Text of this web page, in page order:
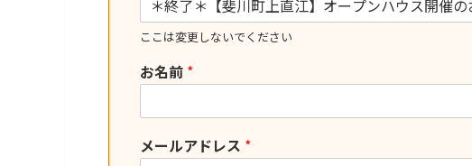
ここは変更しないでください
お名前 *
メールアドレス *